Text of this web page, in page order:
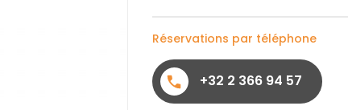
Réservations par téléphone
+32 2 366 94 57